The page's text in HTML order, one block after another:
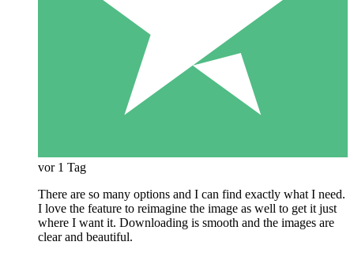
vor 1 Tag
There are so many options and I can find exactly what I need.
I love the feature to reimagine the image as well to get it just
where I want it. Downloading is smooth and the images are
clear and beautiful.